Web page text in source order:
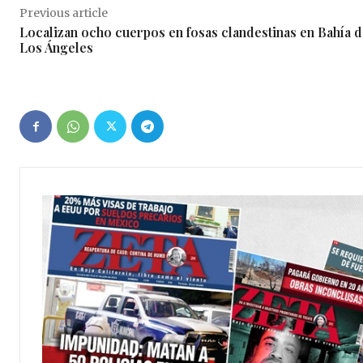
Previous article
Localizan ocho cuerpos en fosas clandestinas en Bahía
Los Ángeles